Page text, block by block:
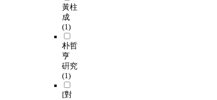
黃柱
成
(1)
朴哲
亨
硏究
(1)
[對